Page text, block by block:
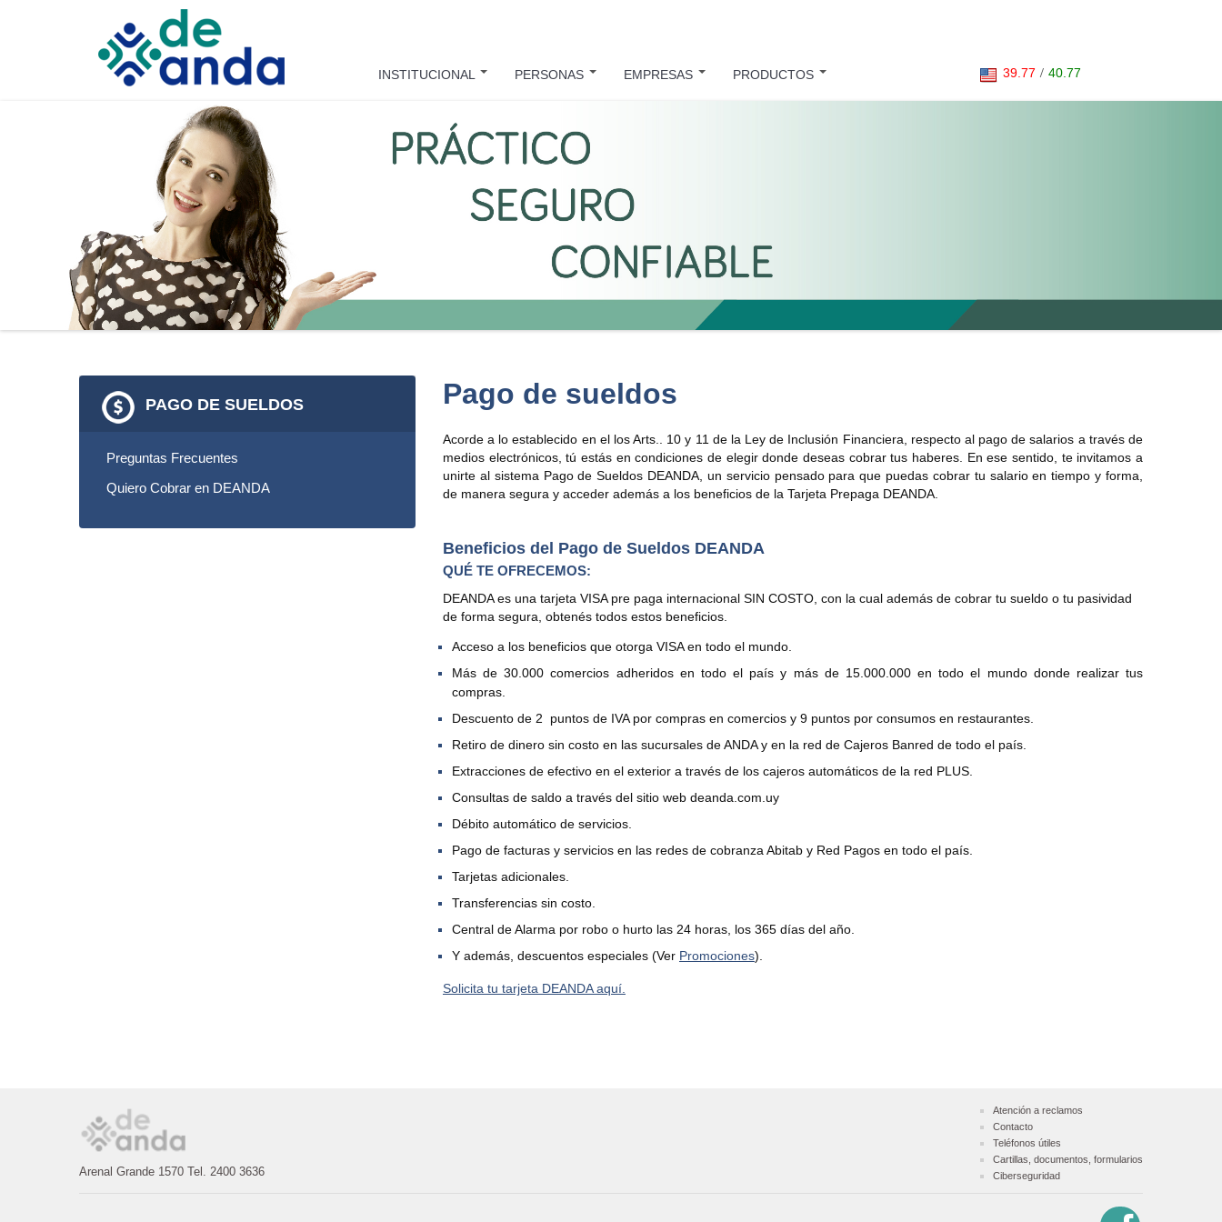
39.77 / 40.77
INSTITUCIONAL PERSONAS EMPRESAS PRODUCTOS
PAGO DE SUELDOS
Preguntas Frecuentes
Quiero Cobrar en DEANDA
Pago de sueldos
Acorde a lo establecido en el los Arts.. 10 y 11 de la Ley de Inclusión Financiera, respecto al pago de salarios a través de
medios electrónicos, tú estás en condiciones de elegir donde deseas cobrar tus haberes. En ese sentido, te invitamos a
unirte al sistema Pago de Sueldos DEANDA, un servicio pensado para que puedas cobrar tu salario en tiempo y forma,
de manera segura y acceder además a los beneficios de la Tarjeta Prepaga DEANDA.
Beneficios del Pago de Sueldos DEANDA
QUÉ TE OFRECEMOS:
DEANDA es una tarjeta VISA pre paga internacional SIN COSTO, con la cual además de cobrar tu sueldo o tu pasividad
de forma segura, obtenés todos estos beneficios.
Acceso a los beneficios que otorga VISA en todo el mundo.
Más de 30.000 comercios adheridos en todo el país y más de 15.000.000 en todo el mundo donde realizar tus
compras.
Descuento de 2 puntos de IVA por compras en comercios y 9 puntos por consumos en restaurantes.
Retiro de dinero sin costo en las sucursales de ANDA y en la red de Cajeros Banred de todo el país.
Extracciones de efectivo en el exterior a través de los cajeros automáticos de la red PLUS.
Consultas de saldo a través del sitio web deanda.com.uy
Débito automático de servicios.
Pago de facturas y servicios en las redes de cobranza Abitab y Red Pagos en todo el país.
Tarjetas adicionales.
Transferencias sin costo.
Central de Alarma por robo o hurto las 24 horas, los 365 días del año.
Y además, descuentos especiales (Ver Promociones).
Solicita tu tarjeta DEANDA aquí.
Atención a reclamos
Contacto
Teléfonos útiles
Cartillas, documentos, formularios
Ciberseguridad
Arenal Grande 1570 Tel. 2400 3636